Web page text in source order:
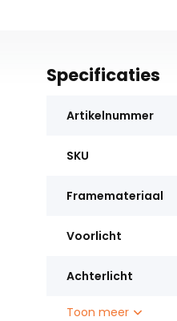
Specificaties
Artikelnummer
SKU
Framemateriaal
Voorlicht
Achterlicht
Toon meer